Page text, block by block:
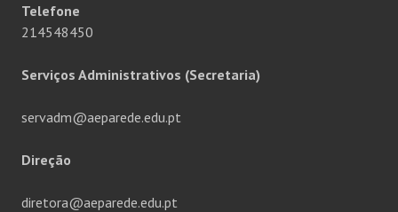
Telefone
214548450
Serviços Administrativos (Secretaria)
servadm@aeparede.edu.pt
Direção
diretora@aeparede.edu.pt